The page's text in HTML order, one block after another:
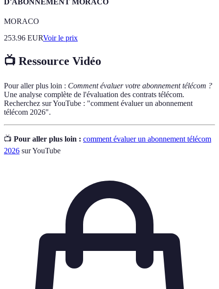
D'ABONNEMENT MORACO
MORACO
253.96 EURVoir le prix
📺 Ressource Vidéo
Pour aller plus loin : Comment évaluer votre abonnement télécom ?
Une analyse complète de l'évaluation des contrats télécom.
Recherchez sur YouTube : "comment évaluer un abonnement
télécom 2026".
📺 Pour aller plus loin : comment évaluer un abonnement télécom
2026 sur YouTube